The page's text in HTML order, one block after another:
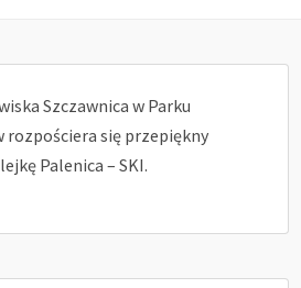
Szczawnica w Parku
się przepiękny
Palenica – SKI.